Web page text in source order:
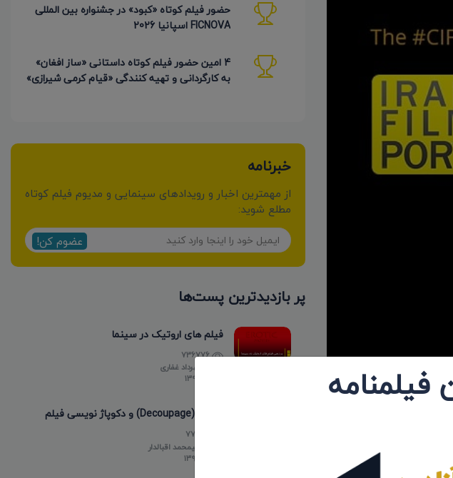
حضور فیلم کوتاه «کبود» در جشنواره بین المللی
FICNOVA اسپانیا 2026
4 امین حضور فیلم کوتاه داستانی «ساز افغان»
به کارگردانی و تهیه کنندگی «قیام کرمی شیرازی»
خبرنامه
از مهمترین اخبار و رویدادهای سینمایی و مدیوم فیلم کوتاه
مطلع شوید:
عضوم کن!
پر بازدیدترین پست‌ها
فیلم های اروتیک در سینما
736776
مهرداد غفاری
۱۳۹۸/۰۵/۱۵
دکوپاژ (Decoupage) و دکوپاژ نویسی فیلم
علیمحمد اقبالدار
۱۳۹۸/۰۵/۱۸
فیلمنامه